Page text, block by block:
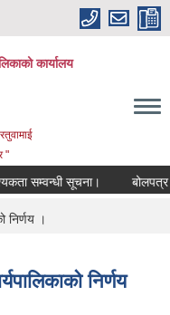
कार्यालय
"
सम्वन्धी सूचना। बोलपत्र
निर्णय ।
निर्णय